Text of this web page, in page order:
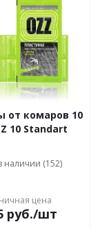
от комаров 10
10 Standart
наличии (152)
цена
руб./шт